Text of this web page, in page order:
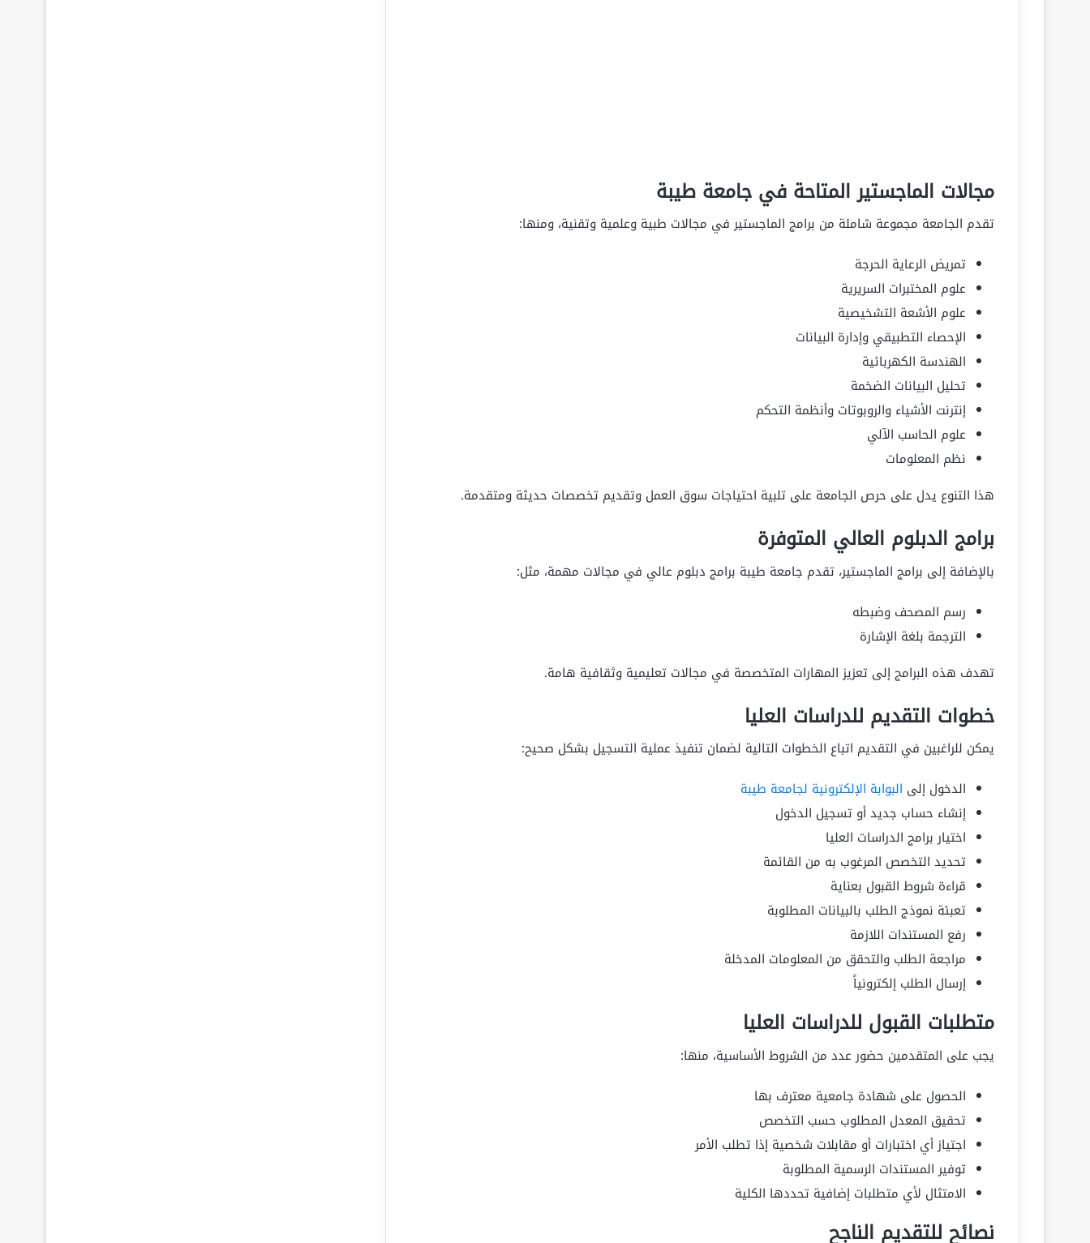
مجالات الماجستير المتاحة في جامعة طيبة
تقدم الجامعة مجموعة شاملة من برامج الماجستير في مجالات طبية وعلمية وتقنية، ومنها:
تمريض الرعاية الحرجة
علوم المختبرات السريرية
علوم الأشعة التشخيصية
الإحصاء التطبيقي وإدارة البيانات
الهندسة الكهربائية
تحليل البيانات الضخمة
إنترنت الأشياء والروبوتات وأنظمة التحكم
علوم الحاسب الآلي
نظم المعلومات
هذا التنوع يدل على حرص الجامعة على تلبية احتياجات سوق العمل وتقديم تخصصات حديثة ومتقدمة.
برامج الدبلوم العالي المتوفرة
بالإضافة إلى برامج الماجستير، تقدم جامعة طيبة برامج دبلوم عالي في مجالات مهمة، مثل:
رسم المصحف وضبطه
الترجمة بلغة الإشارة
تهدف هذه البرامج إلى تعزيز المهارات المتخصصة في مجالات تعليمية وثقافية هامة.
خطوات التقديم للدراسات العليا
يمكن للراغبين في التقديم اتباع الخطوات التالية لضمان تنفيذ عملية التسجيل بشكل صحيح:
الدخول إلى البوابة الإلكترونية لجامعة طيبة
إنشاء حساب جديد أو تسجيل الدخول
اختيار برامج الدراسات العليا
تحديد التخصص المرغوب به من القائمة
قراءة شروط القبول بعناية
تعبئة نموذج الطلب بالبيانات المطلوبة
رفع المستندات اللازمة
مراجعة الطلب والتحقق من المعلومات المدخلة
إرسال الطلب إلكترونياً
متطلبات القبول للدراسات العليا
يجب على المتقدمين حضور عدد من الشروط الأساسية، منها:
الحصول على شهادة جامعية معترف بها
تحقيق المعدل المطلوب حسب التخصص
اجتياز أي اختبارات أو مقابلات شخصية إذا تطلب الأمر
توفير المستندات الرسمية المطلوبة
الامتثال لأي متطلبات إضافية تحددها الكلية
نصائح للتقديم الناجح